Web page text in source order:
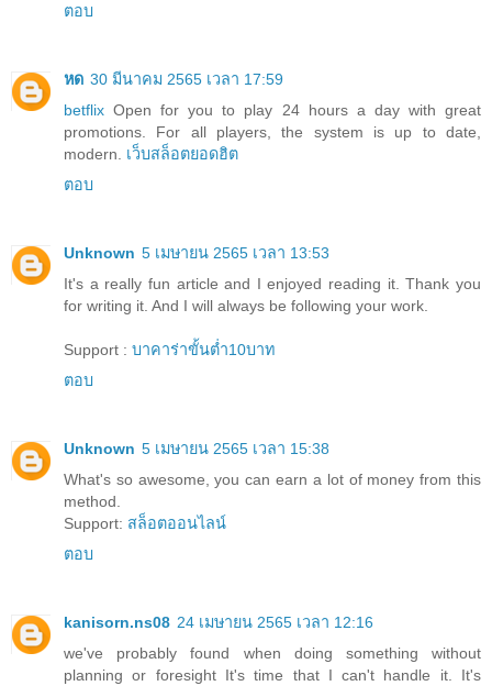
ตอบ
หด 30 มีนาคม 2565 เวลา 17:59
betflix Open for you to play 24 hours a day with great
promotions. For all players, the system is up to date,
modern. เว็บสล็อตยอดฮิต
ตอบ
Unknown 5 เมษายน 2565 เวลา 13:53
It's a really fun article and I enjoyed reading it. Thank you
for writing it. And I will always be following your work.
Support : บาคาร่าขั้นต่ำ10บาท
ตอบ
Unknown 5 เมษายน 2565 เวลา 15:38
What's so awesome, you can earn a lot of money from this
method.
Support: สล็อตออนไลน์
ตอบ
kanisorn.ns08 24 เมษายน 2565 เวลา 12:16
we've probably found when doing something without
planning or foresight It's time that I can't handle it. It's